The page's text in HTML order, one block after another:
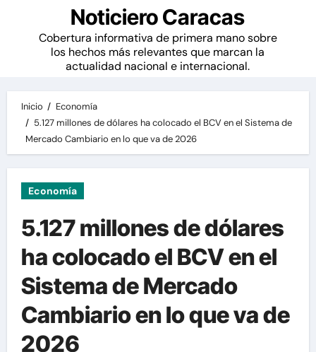
Noticiero Caracas
Cobertura informativa de primera mano sobre
los hechos más relevantes que marcan la
actualidad nacional e internacional.
Inicio
Economía
5.127 millones de dólares ha colocado el BCV en el Sistema de
Mercado Cambiario en lo que va de 2026
Economía
5.127 millones de dólares
ha colocado el BCV en el
Sistema de Mercado
Cambiario en lo que va de
2026